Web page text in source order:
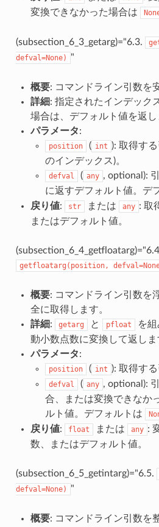
変換できなかった場合は
(subsection_6_3_getarg)="6.3.
defval=None)
"
概要: コマンドライン引数を
詳細: 指定されたインデック
場合は、デフォルト値を返し
パラメータ:
position ( int ): 取得す
のインデックス)。
defval ( any , optional):
に返すデフォルト値。デ
戻り値: str または any : 取
またはデフォルト値。
getfloatarg(position,
概要: コマンドライン引数を
全に取得します。
詳細: getarg と pfloat
を
動小数点数に変換して返しま
パラメータ:
position ( int ): 取得す
defval ( any , optional):
合、または変換できなか
ルト値。デフォルトは
戻り値: float または any :
数、またはデフォルト値。
(subsection_6_5_getintarg)="6.5.
defval=None)
"
概要: コマンドライン引数を